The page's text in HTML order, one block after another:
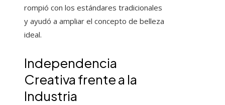
rompió con los estándares tradicionales
y ayudó a ampliar el concepto de belleza
ideal.
Independencia
Creativa frente a la
Industria